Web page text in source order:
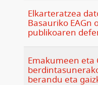
Elkarteratzea
Basauriko EAGn
publikoaren
Emakumeen eta
berandu eta